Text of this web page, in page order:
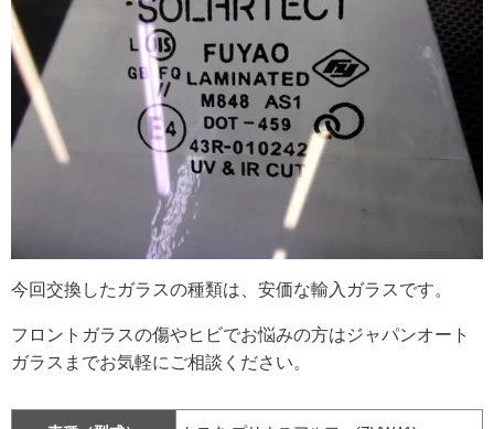
今回交換したガラスの種類は、安価な輸入ガラスです。
フロントガラスの傷やヒビでお悩みの方はジャパンオート
ガラスまでお気軽にご相談ください。